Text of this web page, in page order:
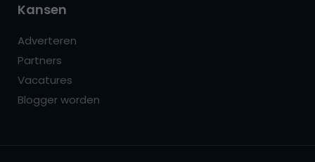
Kansen
Adverteren
Partners
Vacatures
Blogger worden